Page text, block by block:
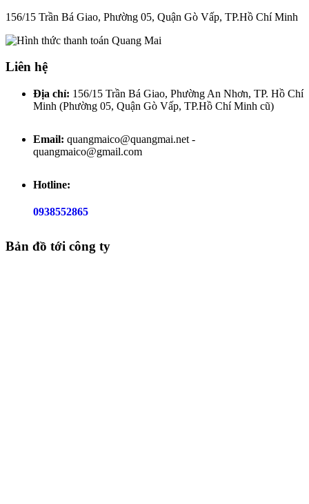
156/15 Trần Bá Giao, Phường 05, Quận Gò Vấp, TP.Hồ Chí Minh
Liên hệ
Địa chỉ: 156/15 Trần Bá Giao, Phường An Nhơn, TP. Hồ Chí
Minh (Phường 05, Quận Gò Vấp, TP.Hồ Chí Minh cũ)
Email: quangmaico@quangmai.net -
quangmaico@gmail.com
Hotline:
0938552865
Bản đồ tới công ty